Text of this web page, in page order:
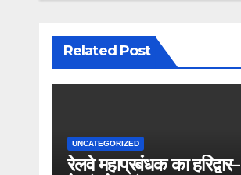
Related Post
UNCATEGORIZED
रेलवे महाप्रबंधक का हरिद्वार–